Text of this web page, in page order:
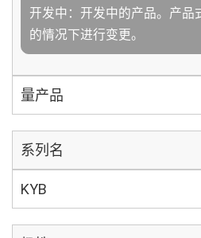
开发中：开发中的产品。产品
的情况下进行变更。
量产品
系列名
KYB